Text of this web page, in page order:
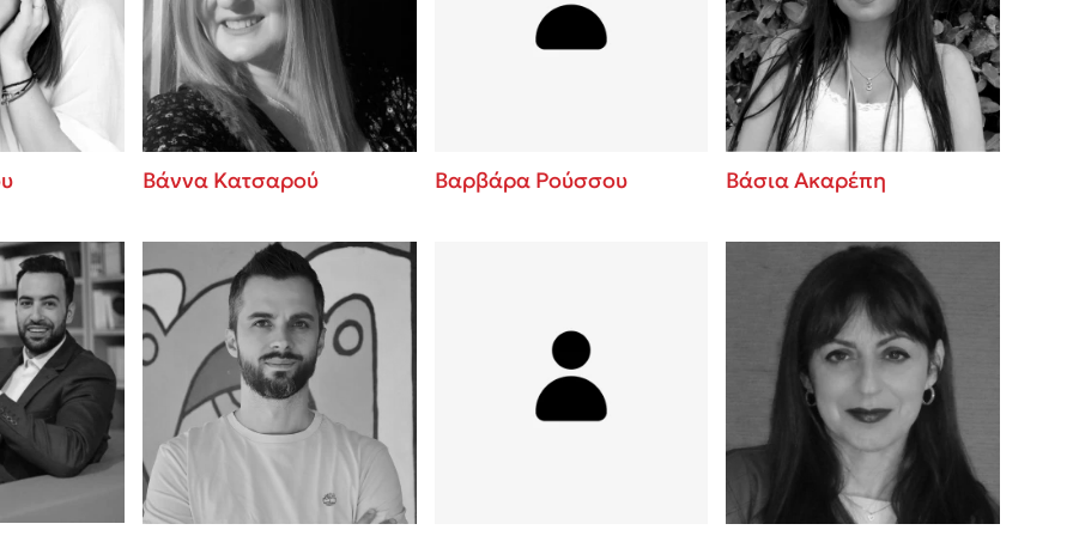
3 βιβλία που μπορείς να διαβάσεις σε
μια μέρα!
Εύκολη συνταγή για chicken BBQ pizza
από τον Άκη Πετρετζίκη!
Διακοπές με τα παιδιά: Η ανάγκη μας για
παύση σε μετωπική σύγκρουση με τη
Πάνω, κάτω, μπροστά, πίσω; Κάνε το
τεστ και ανακάλυψε την τάση σου!
Βάννα Κατσαρού Βαρβάρα Ρούσσου Βάσια Ακαρέπη